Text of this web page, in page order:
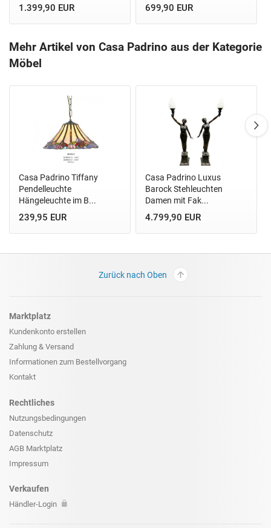
1.399,90 EUR 699,90 EUR
Mehr Artikel von Casa Padrino aus der Kategorie
Möbel
Casa Padrino Tiffany
Pendelleuchte
Hängeleuchte im B...
239,95 EUR
Casa Padrino Luxus
Barock Stehleuchten
Damen mit Fak...
4.799,90 EUR
Zurück nach Oben
Marktplatz
Kundenkonto erstellen
Zahlung & Versand
Informationen zum Bestellvorgang
Kontakt
Rechtliches
Nutzungsbedingungen
Datenschutz
AGB Marktplatz
Impressum
Verkaufen
Händler-Login